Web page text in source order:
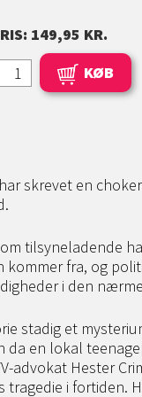
149,95 KR.
KØB
skrevet en
tilsyneladende
kommer fra, og
i den
stadig et
en lokal
advokat Hester
i fortiden.